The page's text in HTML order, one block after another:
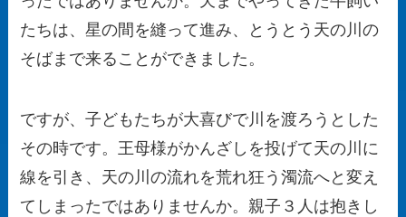
たちは、星の間を縫って進み、とうとう天の川の
そばまで来ることができました。
ですが、子どもたちが大喜びで川を渡ろうとした
その時です。王母様がかんざしを投げて天の川に
線を引き、天の川の流れを荒れ狂う濁流へと変え
てしまったではありませんか。親子３人は抱きし